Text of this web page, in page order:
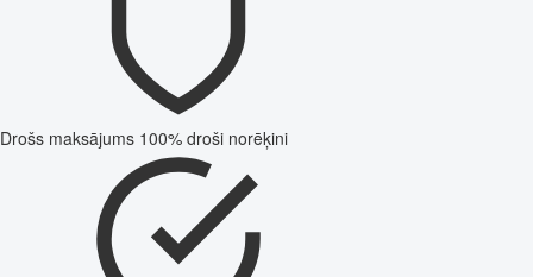
Drošs maksājums 100% droši norēķini